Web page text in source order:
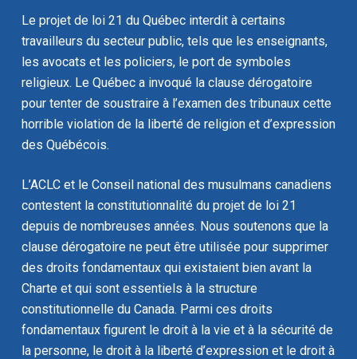
Le projet de loi 21 du Québec interdit à certains
travailleurs du secteur public, tels que les enseignants,
les avocats et les policiers, le port de symboles
religieux. Le Québec a invoqué la clause dérogatoire
pour tenter de soustraire à l’examen des tribunaux cette
horrible violation de la liberté de religion et d’expression
des Québécois.
L’ACLC et le Conseil national des musulmans canadiens
contestent la constitutionnalité du projet de loi 21
depuis de nombreuses années. Nous soutenons que la
clause dérogatoire ne peut être utilisée pour supprimer
des droits fondamentaux qui existaient bien avant la
Charte et qui sont essentiels à la structure
constitutionnelle du Canada. Parmi ces droits
fondamentaux figurent le droit à la vie et à la sécurité de
la personne, le droit à la liberté d’expression et le droit à